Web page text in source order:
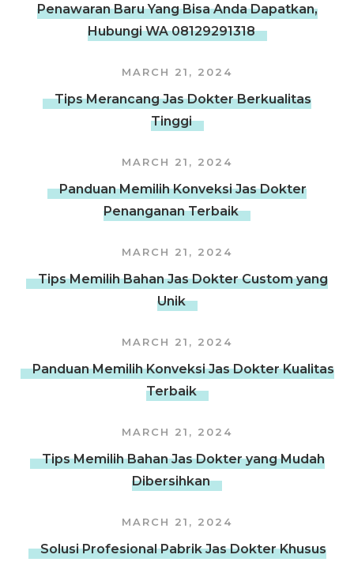
Penawaran Baru Yang Bisa Anda Dapatkan,
Hubungi WA 08129291318
MARCH 21, 2024
Tips Merancang Jas Dokter Berkualitas
Tinggi
MARCH 21, 2024
Panduan Memilih Konveksi Jas Dokter
Penanganan Terbaik
MARCH 21, 2024
Tips Memilih Bahan Jas Dokter Custom yang
Unik
MARCH 21, 2024
Panduan Memilih Konveksi Jas Dokter Kualitas
Terbaik
MARCH 21, 2024
Tips Memilih Bahan Jas Dokter yang Mudah
Dibersihkan
MARCH 21, 2024
Solusi Profesional Pabrik Jas Dokter Khusus